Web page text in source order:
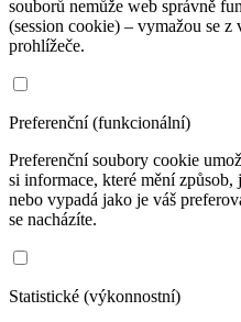
souborů nemůže web správně
(session cookie) – vymažou se z
prohlížeče.
Preferenční (funkcionální)
Preferenční soubory cookie
si informace, které mění
nebo vypadá jako je váš
se nacházíte.
Statistické (výkonnostní)